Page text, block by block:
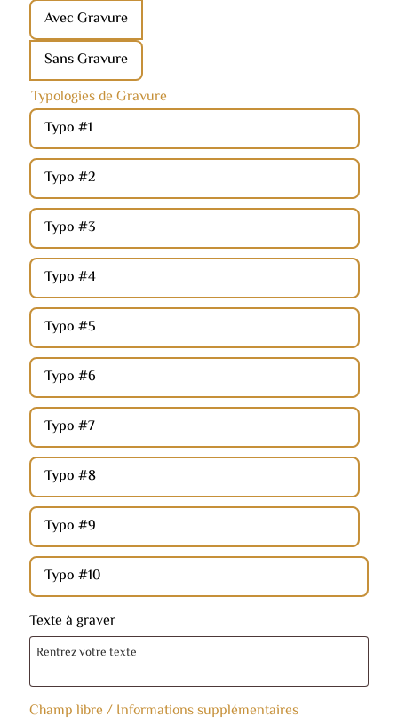
Avec Gravure
Sans Gravure
Typologies de Gravure
Typo #1
Typo #2
Typo #3
Typo #4
Typo #5
Typo #6
Typo #7
Typo #8
Typo #9
Typo #10
Texte à graver
Champ libre / Informations supplémentaires